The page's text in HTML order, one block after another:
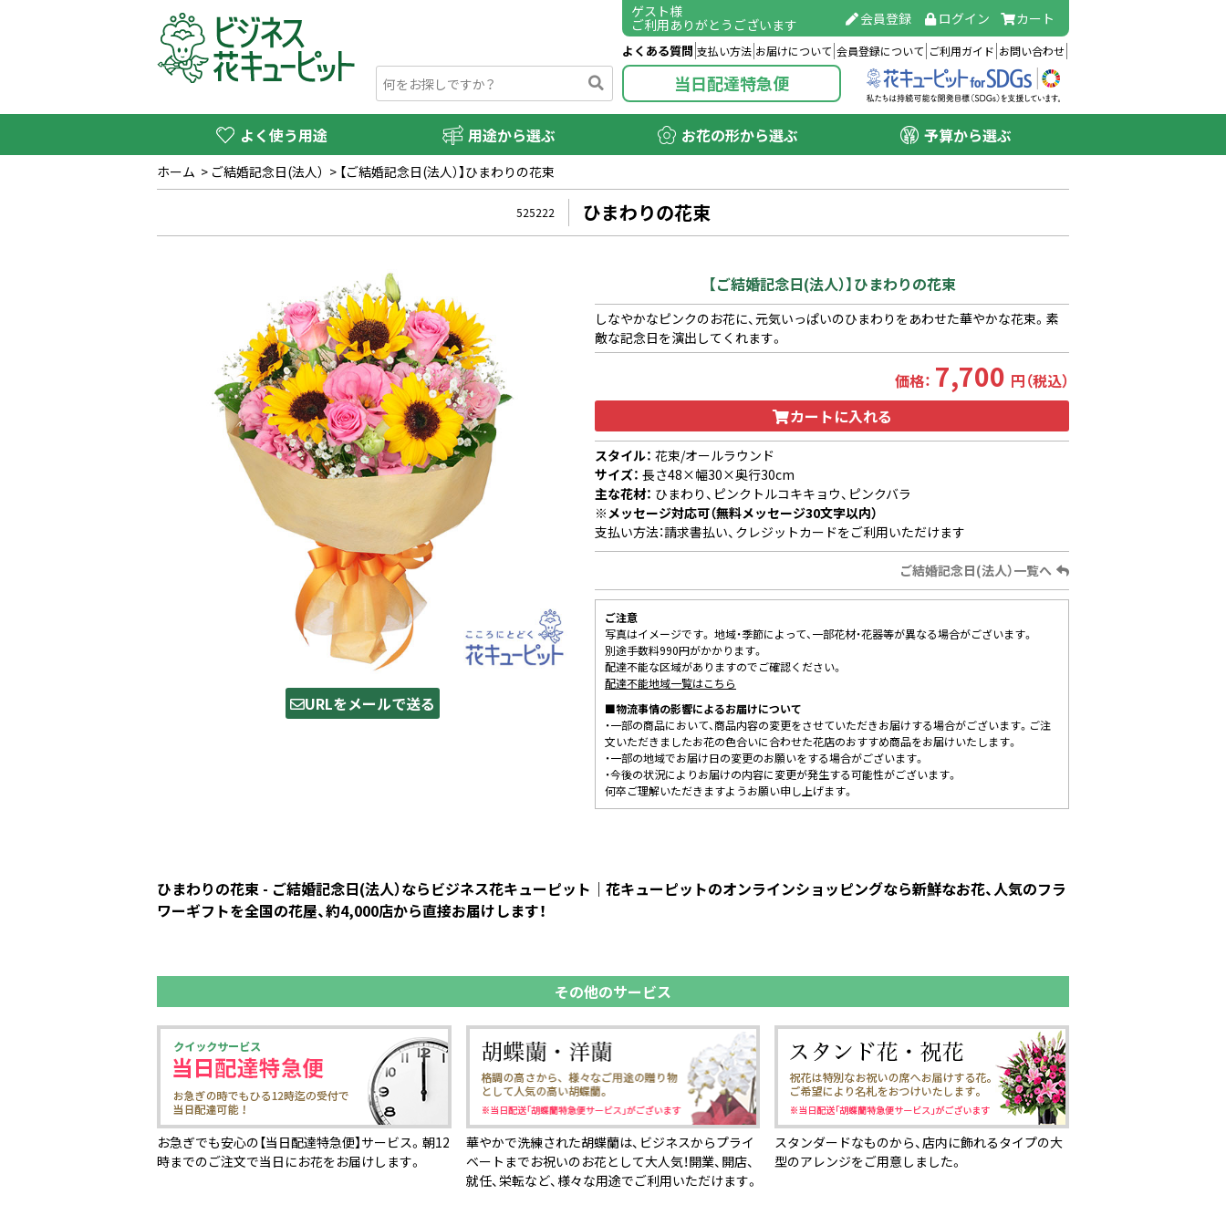
ゲスト様
ご利用ありがとうございます 会員登録 ログイン カート
よくある質問 支払い方法 お届けについて 会員登録について ご利用ガイド お問い合わせ
当日配達特急便
よく使う用途 用途から選ぶ お花の形から選ぶ 予算から選ぶ
ホーム > ご結婚記念日(法人） > 【ご結婚記念日(法人）】ひまわりの花束
525222 ひまわりの花束
URLをメールで送る
【ご結婚記念日(法人）】ひまわりの花束
しなやかなピンクのお花に、元気いっぱいのひまわりをあわせた華やかな花束。素
敵な記念日を演出してくれます。
価格： 7,700 円（税込）
カートに入れる
スタイル： 花束/オールラウンド
サイズ： 長さ48×幅30×奥行30cm
主な花材： ひまわり、ピンクトルコキキョウ、ピンクバラ
※メッセージ対応可（無料メッセージ30文字以内）
支払い方法：請求書払い、クレジットカードをご利用いただけます
ご結婚記念日(法人）一覧へ
ご注意
写真はイメージです。 地域・季節によって、一部花材・花器等が異なる場合がございます。
別途手数料990円がかかります。
配達不能な区域がありますのでご確認ください。
配達不能地域一覧はこちら
■物流事情の影響によるお届けについて
・一部の商品において、商品内容の変更をさせていただきお届けする場合がございます。ご注
文いただきましたお花の色合いに合わせた花店のおすすめ商品をお届けいたします。
・一部の地域でお届け日の変更のお願いをする場合がございます。
・今後の状況によりお届けの内容に変更が発生する可能性がございます。
何卒ご理解いただきますようお願い申し上げます。
ひまわりの花束 - ご結婚記念日(法人）ならビジネス花キューピット｜花キューピットのオンラインショッピングなら新鮮なお花、人気のフラ
ワーギフトを全国の花屋、約4,000店から直接お届けします！
その他のサービス
お急ぎでも安心の【当日配達特急便】サービス。朝12
時までのご注文で当日にお花をお届けします。
華やかで洗練された胡蝶蘭は、ビジネスからプライ
ベートまでお祝いのお花として大人気！開業、開店、
就任、栄転など、様々な用途でご利用いただけます。
スタンダードなものから、店内に飾れるタイプの大
型のアレンジをご用意しました。